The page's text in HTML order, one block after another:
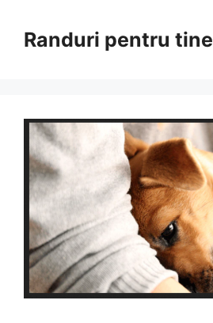
conținutRanduri pentru tine